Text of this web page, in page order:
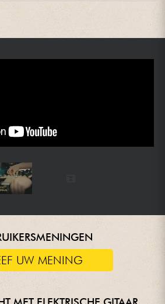
cm / 1,687"
cmIII Humbucker 8.5k humbucker-
III Humbucker humbucker-
per pickup, 3-positie
stopbar staartstuk
Ring stemmechanieken
lak
Afwerking
Custom Shop Bruin/Roze Lifton
van Echtheid
010.046
UW MENING